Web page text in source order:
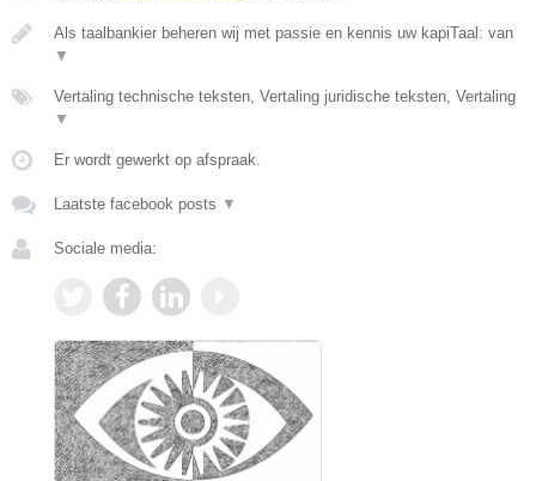
Als taalbankier beheren wij met passie en kennis uw kapiTaal: van
▼
Vertaling technische teksten, Vertaling juridische teksten, Vertaling
▼
Er wordt gewerkt op afspraak.
Laatste facebook posts ▼
Sociale media: